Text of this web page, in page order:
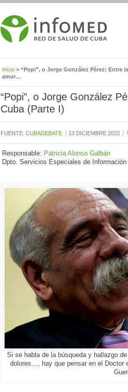
Inicio > “Popi”, o Jorge González Pérez: Entre
amor…
“Popi”, o Jorge González
Cuba (Parte I)
FUENTE: CUBADEBATE 13 DICIEMBRE 2022
Responsable: Patricia Alonso Galbán
Dpto. Servicios Especiales de Información
Si se habla de la búsqueda y hallazgo
dolores…, hay que pensar en el Doctor